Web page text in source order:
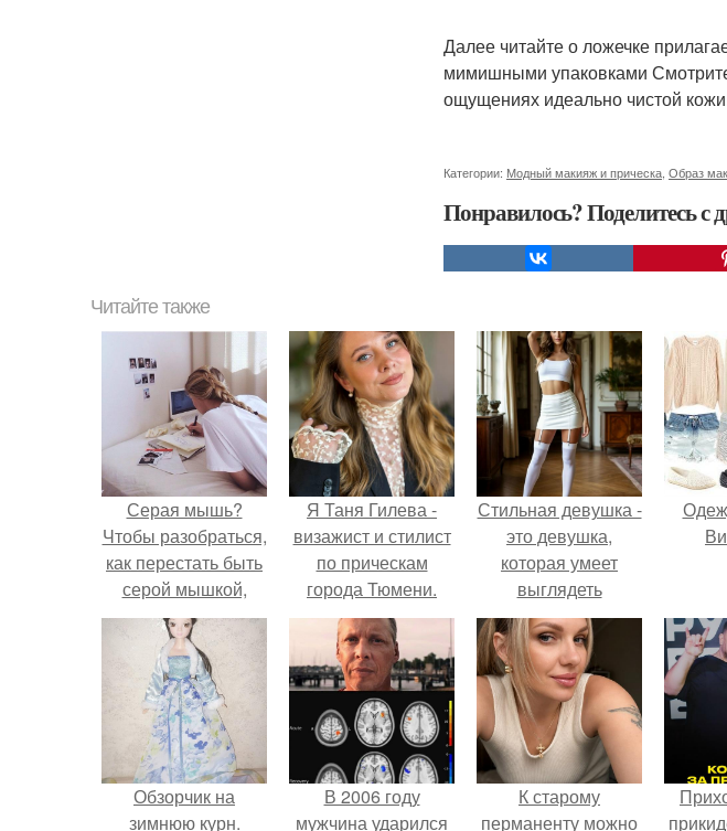
Далее читайте о ложечке
мимишными упаковками
ощущениях идеально чистой
Категории: Модный макияж и прическа Образ
Понравилось? Поделитесь с
Читайте также
Серая мышь?
Чтобы разобраться,
как перестать быть
серой мышкой,
давайте мы
определим, а кто же
такая серая мышь?
Я Таня Гилева -
визажист и стилист
по прическам
города Тюмени.
Стильная девушка -
это девушка,
которая умеет
выглядеть
привлекательно и
элегантно в любои
ситуации.
Обзорчик на
зимнюю курн.
В 2006 году
мужчина ударился
К старому
перманенту можно